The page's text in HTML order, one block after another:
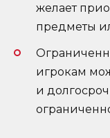
желает
предметы
игрокам
и